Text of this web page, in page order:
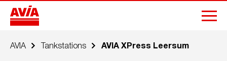
AVIA Tankstations AVIA XPress Leersum